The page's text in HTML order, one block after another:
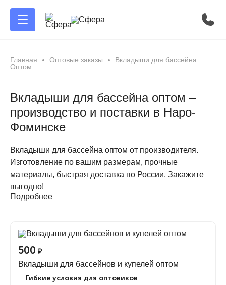
Главная Оптовые заказы
Вкладыши для бассейна
Оптом
Вкладыши для бассейна оптом –
производство и поставки в Наро-
Фоминске
Вкладыши для бассейна оптом от производителя.
Изготовление по вашим размерам, прочные
материалы, быстрая доставка по России. Закажите
выгодно!
Подробнее
Наша компания предлагает вкладыши для бассейна
производстве ПВХ вкладышей для каркасных,
бетонных и стационарных бассейнов. Вкладыши
изготавливаются из прочного многослойного
500 ₽
Вкладыши для бассейнов и купелей оптом
Гибкие условия для оптовиков